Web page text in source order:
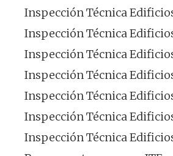
Inspección Técnica
Inspección Técnica
Inspección Técnica
Inspección Técnica
Inspección Técnica
Inspección Técnica
Inspección Técnica